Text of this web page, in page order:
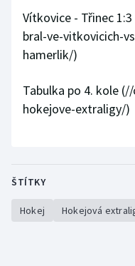
Vítkovice - Třinec 1:3
bral-ve-vitkovicich-
hamerlik/)
Tabulka po 4. kole
hokejove-extraligy/)
ŠTÍTKY
Hokej Hokejová